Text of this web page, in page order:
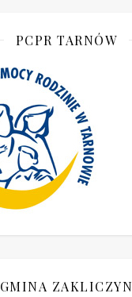
PCPR TARNÓW
GMINA ZAKLICZYN